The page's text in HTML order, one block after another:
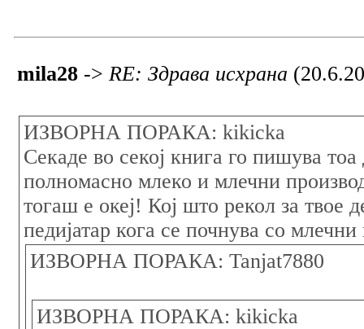
mila28 -> RE: Здрава исхрана
ИЗВОРНА ПОРАКА: kikicka
Секаде во секој книга го пишува
полномасно млеко и млечни
тогаш е океј! Кој што рекол за твое
педијатар кога се почнува со
ИЗВОРНА ПОРАКА: Tanjat7880
ИЗВОРНА ПОРАКА: kikicka